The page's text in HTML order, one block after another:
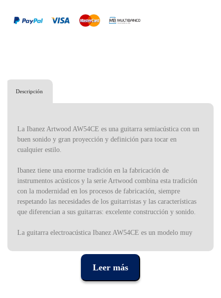
Descripción
La Ibanez Artwood AW54CE es una guitarra semiacústica con un
buen sonido y gran proyección y definición para tocar en
cualquier estilo.
Ibanez tiene una enorme tradición en la fabricación de
instrumentos acústicos y la serie Artwood combina esta tradición
con la modernidad en los procesos de fabricación, siempre
respetando las necesidades de los guitarristas y las características
que diferencian a sus guitarras: excelente construcción y sonido.
La guitarra electroacústica Ibanez AW54CE es un modelo muy
que se puede utilizar en modo acústico o amplificado. El cuerpo,
de tapa a fondo y aros, está hecho de okoume, una madera
durabilidad, sonido cálido y lleno de presencia, perfecto para
Leer más